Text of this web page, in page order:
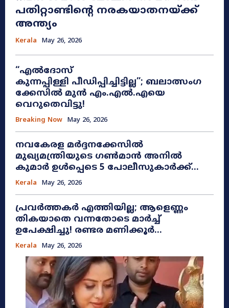
പതിറ്റാണ്ടിന്റെ നരകയാതനയ്ക്ക്
അന്ത്യം
Kerala May 26, 2026
“എൽദോസ്
കുന്നപ്പിള്ളി പീഡിപ്പിച്ചിട്ടില്ല”; ബലാത്സംഗ
ക്കേസിൽ മുൻ എം.എൽ.എയെ
വെറുതെവിട്ടു!
Breaking Now May 26, 2026
നവകേരള മർദ്ദനക്കേസിൽ
മുഖ്യമന്ത്രിയുടെ ഗൺമാൻ അനിൽ
കുമാർ ഉൾപ്പെടെ 5 പോലീസുകാർക്ക്...
Kerala May 26, 2026
പ്രവർത്തകർ എത്തിയില്ല; ആളെണ്ണം
തികയാതെ വന്നതോടെ മാർച്ച്
ഉപേക്ഷിച്ചു! രണ്ടര മണിക്കൂർ...
Kerala May 26, 2026